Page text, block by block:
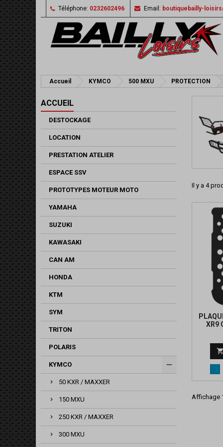
Téléphone: 0232602496 Email: boutiquebailly-
Accueil KYMCO 500 MXU PROTECTION
ACCUEIL
DESTOCKAGE
LOCATION
PRESTATION ATELIER
ESPACE SSV
PROTOTYPES MOTEUR MOTO
YAMAHA
SUZUKI
KAWASAKI
CAN AM
HONDA
KTM
SYM
TRITON
POLARIS
KYMCO
50 KXR / MAXXER
150 MXU
250 KXR / MAXXER
300 MXU
Il y a 4
XR9
Affichage